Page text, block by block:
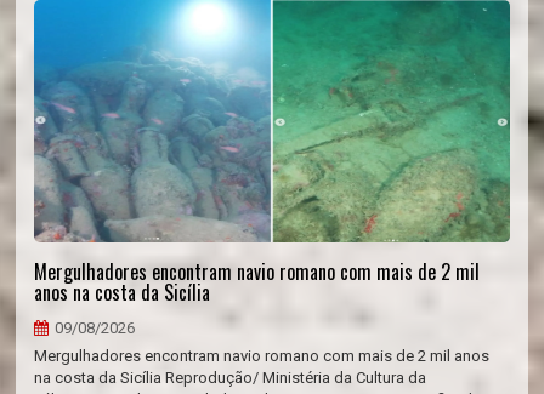
Mergulhadores encontram navio romano com mais de 2 mil
anos na costa da Sicília
09/08/2026
Mergulhadores encontram navio romano com mais de 2 mil anos
na costa da Sicília Reprodução/ Ministéria da Cultura da